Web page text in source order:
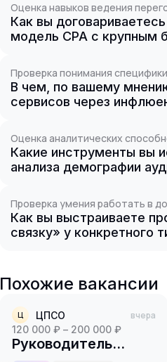
Оценка навыков ведения
Как вы
модель CPA с крупным
Проверка понимания
В чем, по вашему
сервисов через
Оценка аналитических
Какие инструменты вы
анализа демографии
Проверка умения работать в
Как вы выстраиваете
связку» у конкретного
Похожие вакансии
Ц ЦПСО
вчера
120 000 ₽ – 200 000 ₽
Руководитель